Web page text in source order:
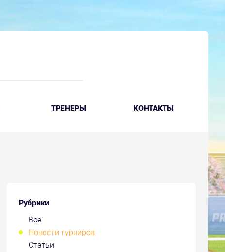
ТРЕНЕРЫ КОНТАКТЫ
Рубрики
Все
Новости турниров
Статьи